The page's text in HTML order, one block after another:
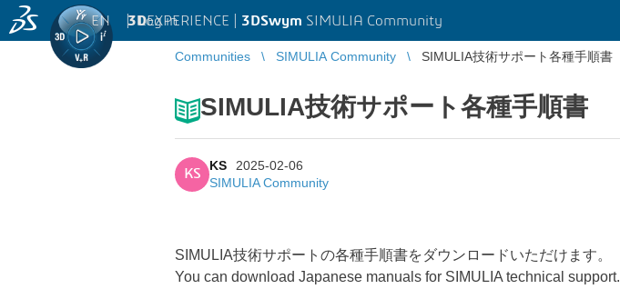
3DEXPERIENCE | 3DSwym SIMULIA Community
EN | Log in
Communities SIMULIA Community SIMULIA技術サポート各種手順書
SIMULIA技術サポート各種手順書
KS
KS
2025-02-06
SIMULIA Community
SIMULIA技術サポートの各種手順書をダウンロードいただけます。
You can download Japanese manuals for SIMULIA technical support.